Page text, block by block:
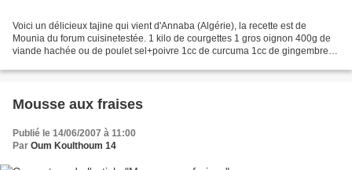
Voici un délicieux tajine qui vient d'Annaba (Algérie), la recette est de
Mounia du forum cuisinetestée. 1 kilo de courgettes 1 gros oignon 400g de
viande hachée ou de poulet sel+poivre 1cc de curcuma 1cc de gingembre
Mousse aux fraises
Publié le 14/06/2007 à 11:00
Par Oum Koulthoum 14